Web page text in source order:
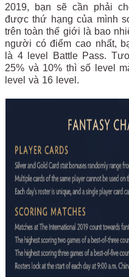
2019, bạn sẽ cần phải
được thứ hạng của mình
trên toàn thế giới là bao
người có điểm cao nhất,
là 4 level Battle Pass.
25% và 10% thì số level
level và 16 level.